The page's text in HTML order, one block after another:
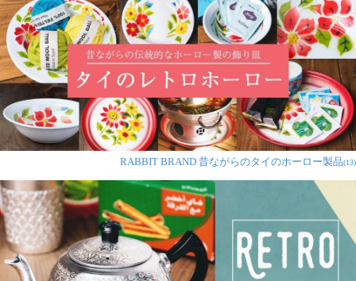
RABBIT BRAND 昔ながらのタイのホーロー製品(13)